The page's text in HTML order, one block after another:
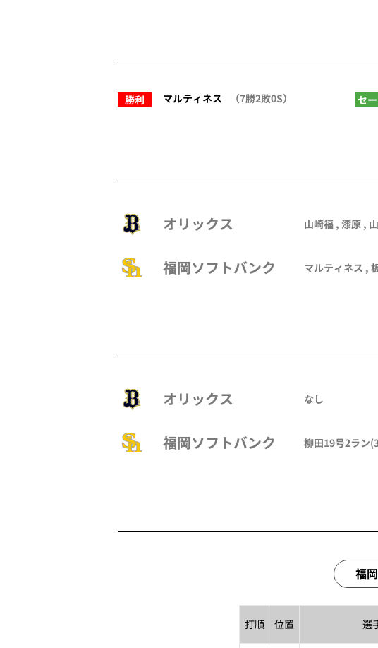
勝利 マルティネス （7勝2敗0S） セ
オリックス 山崎福 , 漆原 ,
福岡ソフトバンク マルティネス ,
オリックス なし
福岡ソフトバンク 柳田19号2ラン
福
打順 位置 選